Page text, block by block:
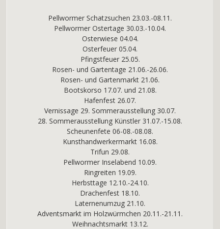
Pellwormer Schatzsuchen 23.03.-08.11.
Pellwormer Ostertage 30.03.-10.04.
Osterwiese 04.04.
Osterfeuer 05.04.
Pfingstfeuer 25.05.
Rosen- und Gartentage 21.06.-26.06.
Rosen- und Gartenmarkt 21.06.
Bootskorso 17.07. und 21.08.
Hafenfest 26.07.
Vernissage 29. Sommerausstellung 30.07.
28. Sommerausstellung Künstler 31.07.-15.08.
Scheunenfete 06-08.-08.08.
Kunsthandwerkermarkt 16.08.
Trifun 29.08.
Pellwormer Inselabend 10.09.
Ringreiten 19.09.
Herbsttage 12.10.-24.10.
Drachenfest 18.10.
Laternenumzug 21.10.
Adventsmarkt im Holzwürmchen 20.11.-21.11.
Weihnachtsmarkt 13.12.